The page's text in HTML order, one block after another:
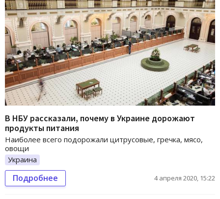
В НБУ рассказали, почему в Украине дорожают
продукты питания
Наиболее всего подорожали цитрусовые, гречка, мясо,
овощи
Украина
Подробнее 4 апреля 2020, 15:22